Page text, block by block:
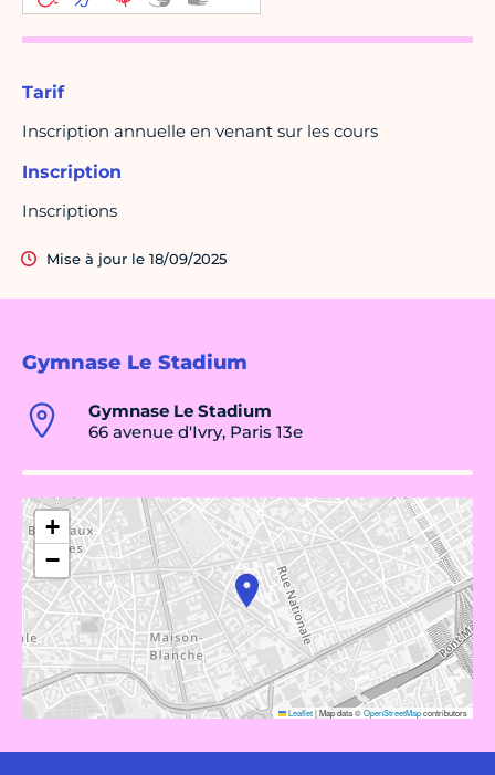
Gymnase Le Stadium
Gymnase Le Stadium
66 avenue d'Ivry, Paris 13e
+
−
Leaflet|Map data ©OpenStreetMapcontributors
Tarif
Inscription annuelle en venant sur les cours
Inscription
Inscriptions
Mise à jour le 18/09/2025